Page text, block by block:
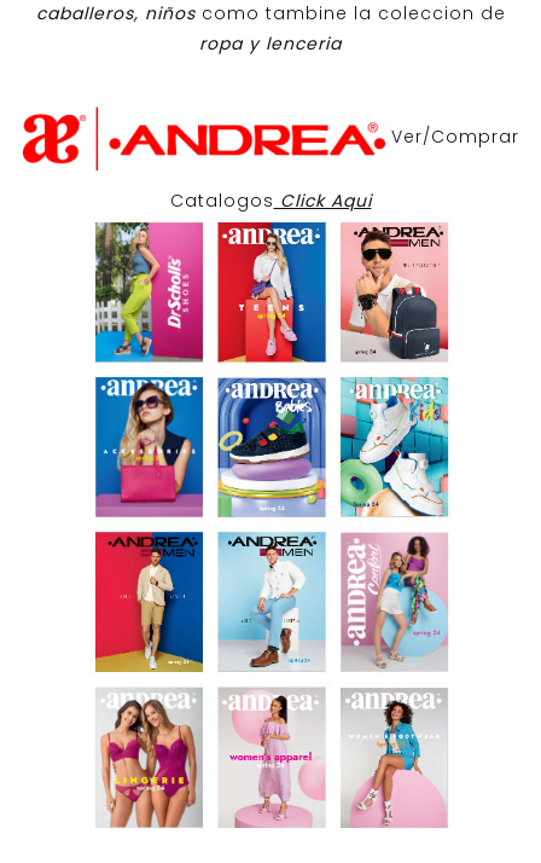
caballeros, niños como tambine la coleccion de
ropa y lenceria
Ver/Comprar
Catalogos Click Aqui